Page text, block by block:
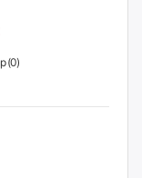
Үзэн ядмаар (0)